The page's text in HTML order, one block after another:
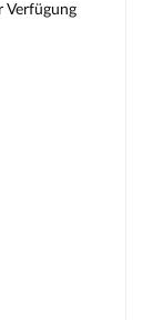
Verfügung